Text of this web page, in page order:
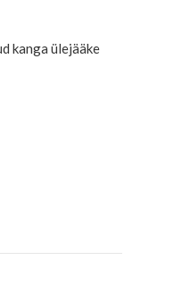
kanga ülejääke